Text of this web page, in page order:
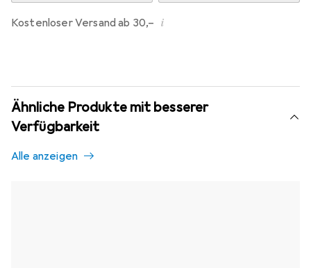
Kostenloser Versand ab 30,– i
Ähnliche Produkte mit besserer
Verfügbarkeit
Alle anzeigen